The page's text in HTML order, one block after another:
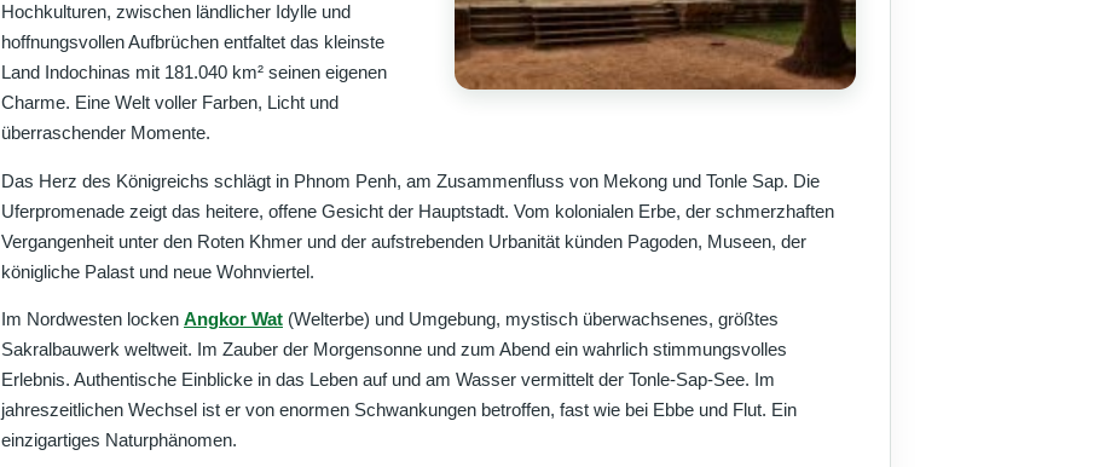
Hochkulturen, zwischen ländlicher Idylle und
hoffnungsvollen Aufbrüchen entfaltet das kleinste
Land Indochinas mit 181.040 km² seinen eigenen
Charme. Eine Welt voller Farben, Licht und
überraschender Momente.
Das Herz des Königreichs schlägt in Phnom Penh, am Zusammenfluss von Mekong und Tonle Sap. Die
Uferpromenade zeigt das heitere, offene Gesicht der Hauptstadt. Vom kolonialen Erbe, der schmerzhaften
Vergangenheit unter den Roten Khmer und der aufstrebenden Urbanität künden Pagoden, Museen, der
königliche Palast und neue Wohnviertel.
Im Nordwesten locken Angkor Wat (Welterbe) und Umgebung, mystisch überwachsenes, größtes
Sakralbauwerk weltweit. Im Zauber der Morgensonne und zum Abend ein wahrlich stimmungsvolles
Erlebnis. Authentische Einblicke in das Leben auf und am Wasser vermittelt der Tonle-Sap-See. Im
jahreszeitlichen Wechsel ist er von enormen Schwankungen betroffen, fast wie bei Ebbe und Flut. Ein
einzigartiges Naturphänomen.